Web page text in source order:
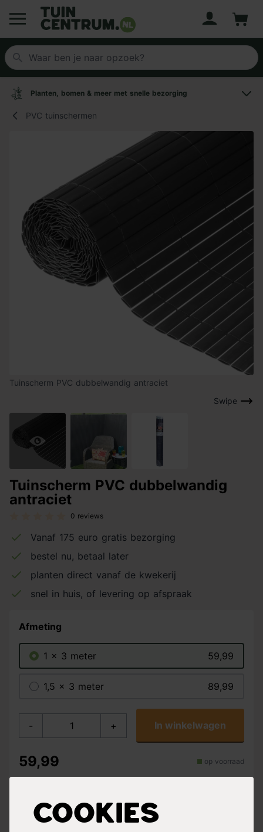
Logo Tuincentrum.nl
Cookies
Planten, bomen & meer met snelle bezorging
PVC tuinschermen
Swipe
Tuinscherm PVC dubbelwandig antraciet
Tuinscherm PVC dubbelwandig
antraciet
0 reviews
Vanaf 175 euro gratis bezorging
bestel nu, betaal later
planten direct vanaf de kwekerij
snel in huis, of levering op afspraak
Afmeting
1 x 3 meter 59,99
1,5 x 3 meter 89,99
- + In winkelwagen
59,99 op voorraad
Tuinscherm PVC dubbelwandig antraciet te bevestigen